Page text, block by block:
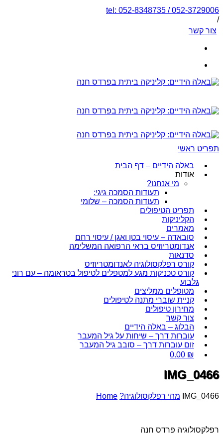
tel: 052-8348735 / 052-3729006
/
צור קשר
תפריט ראשי
באלה הידיים – דף הבית
אודות
מי אנחנו?
תעודות הסמכה גיגי:
תעודות הסמכה – שלומי
תפריט הטיפולים
הקליניקות
מאמרים
סובאדה – עיסוי בטן ואגן / עיסוי רחם
אנדומטריוזיס בראי הרפואה המשלימה
סדנאות
קורס רפלקסולוגיה לאנדומטריוזיס
קורס טכניקות מגע למטפלים לטיפול בטראומה – עם רוני
גלבוע
מטופלים ממליצים
קניית שוברי מתנה לטיפולים
מחירון טיפולים
צור קשר
הבלוג – באלה הידיים
עוברות דרך – שיחות על גיל המעבר
זום עוברות דרך – סובב גיל המעבר
0.00 ₪
IMG_0466
IMG_0466 מהי רפלקסולוגיה? Home
רפלקסולוגיה פרדס חנה